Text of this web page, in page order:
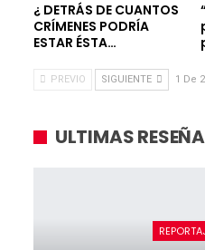
¿ DETRÁS DE CUANTOS
CRÍMENES PODRÍA
ESTAR ÉSTA…
PREVIO SIGUIENTE 1 De
ULTIMAS